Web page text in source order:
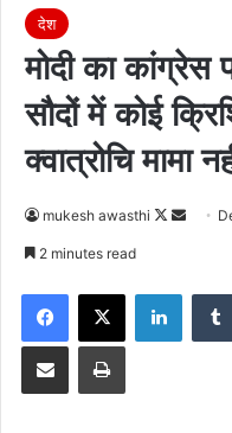
देश
मोदी का कांग्रेस
सौदों में कोई
क्वात्रोचि मामा
mukesh awasthi
Follow
Send
2 minutes read
Facebook
X
Share via Email Print